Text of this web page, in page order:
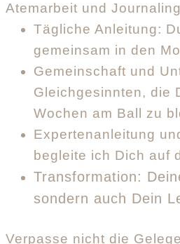
Atemarbeit und
Tägliche Anleitung:
gemeinsam in den
Gemeinschaft und
Gleichgesinnten, die
Wochen am Ball zu
Expertenanleitung
begleite ich Dich auf
Transformation:
sondern auch Dein
Verpasse nicht die